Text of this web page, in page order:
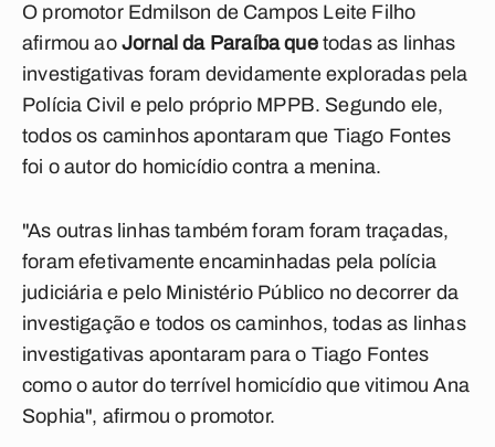
O promotor Edmilson de Campos Leite Filho
afirmou ao Jornal da Paraíba que todas as linhas
investigativas foram devidamente exploradas pela
Polícia Civil e pelo próprio MPPB. Segundo ele,
todos os caminhos apontaram que Tiago Fontes
foi o autor do homicídio contra a menina.
"As outras linhas também foram foram traçadas,
foram efetivamente encaminhadas pela polícia
judiciária e pelo Ministério Público no decorrer da
investigação e todos os caminhos, todas as linhas
investigativas apontaram para o Tiago Fontes
como o autor do terrível homicídio que vitimou Ana
Sophia", afirmou o promotor.